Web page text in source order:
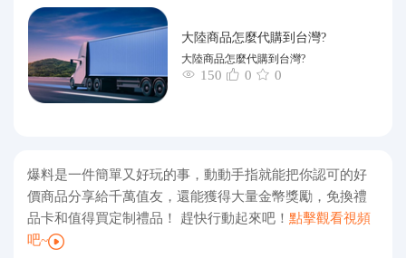
大陸商品怎麼代購到台灣?
大陸商品怎麼代購到台灣?
150 0 0
爆料是一件簡單又好玩的事，動動手指就能把你認可的好
價商品分享給千萬值友，還能獲得大量金幣獎勵，免換禮
品卡和值得買定制禮品！ 趕快行動起來吧！ 點擊觀看視頻
吧~